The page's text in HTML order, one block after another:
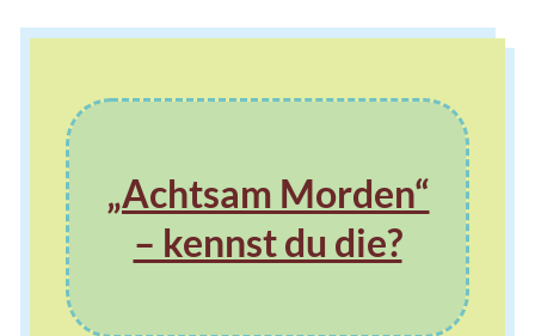
„Achtsam Morden“
– kennst du die?